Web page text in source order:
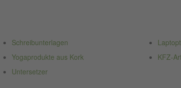
Schreibunterlagen
Yogaprodukte aus Kork KFZ-
Untersetzer